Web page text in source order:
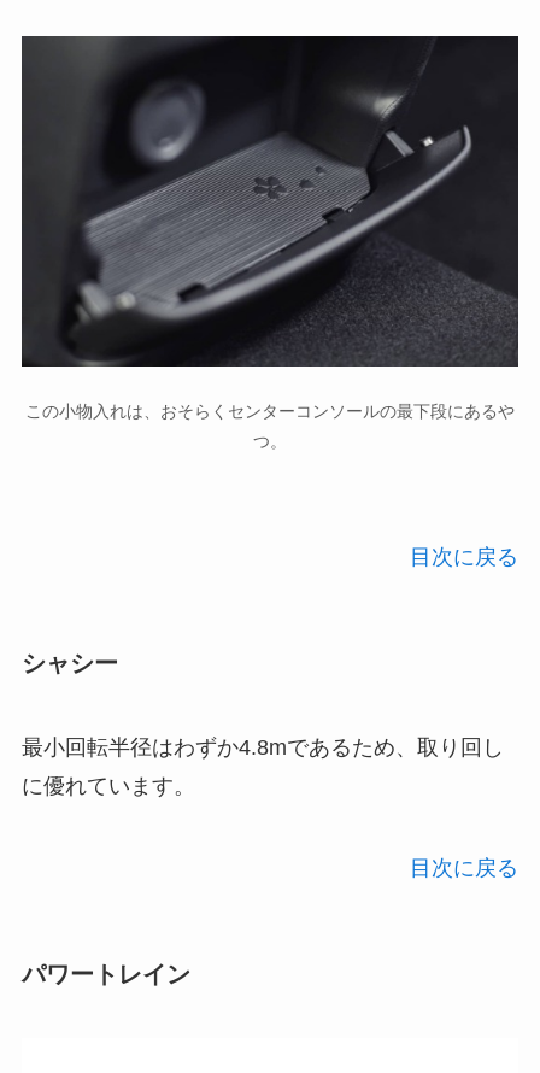
この小物入れは、おそらくセンターコンソールの最下段にあるや
つ。
目次に戻る
シャシー
最小回転半径はわずか4.8mであるため、取り回し
に優れています。
目次に戻る
パワートレイン